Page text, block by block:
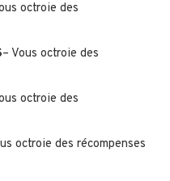
octroie des
– Vous octroie des
octroie des
octroie des récompenses